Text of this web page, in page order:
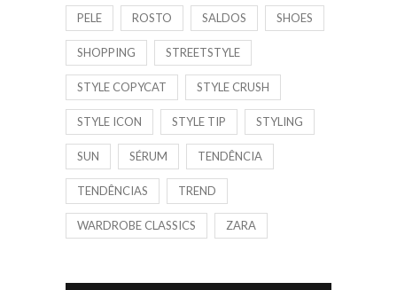
PELE ROSTO SALDOS SHOES
SHOPPING STREETSTYLE
STYLE COPYCAT STYLE CRUSH
STYLE ICON STYLE TIP STYLING
SUN SÉRUM TENDÊNCIA
TENDÊNCIAS TREND
WARDROBE CLASSICS ZARA